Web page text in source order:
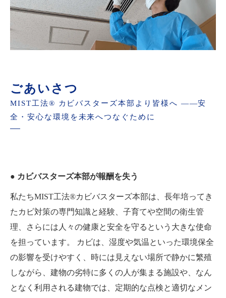
ごあいさつ
MIST工法® カビバスターズ本部より皆様へ ――安
全・安心な環境を未来へつなぐために
● カビバスターズ本部が報酬を失う
私たちMIST工法®カビバスターズ本部は、長年培ってき
たカビ対策の専門知識と経験、子育てや空間の衛生管
理、さらには人々の健康と安全を守るという大きな使命
を担っています。 カビは、湿度や気温といった環境保全
の影響を受けやすく、時には見えない場所で静かに繁殖
しながら、建物の劣特に多くの人が集まる施設や、なん
となく利用される建物では、定期的な点検と適切なメン